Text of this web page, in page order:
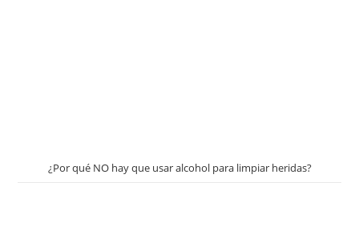
¿Por qué NO hay que usar alcohol para limpiar heridas?